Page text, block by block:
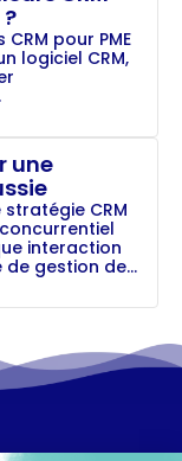
pour PME
logiciel CRM,
une
CRM
interaction
gestion de...